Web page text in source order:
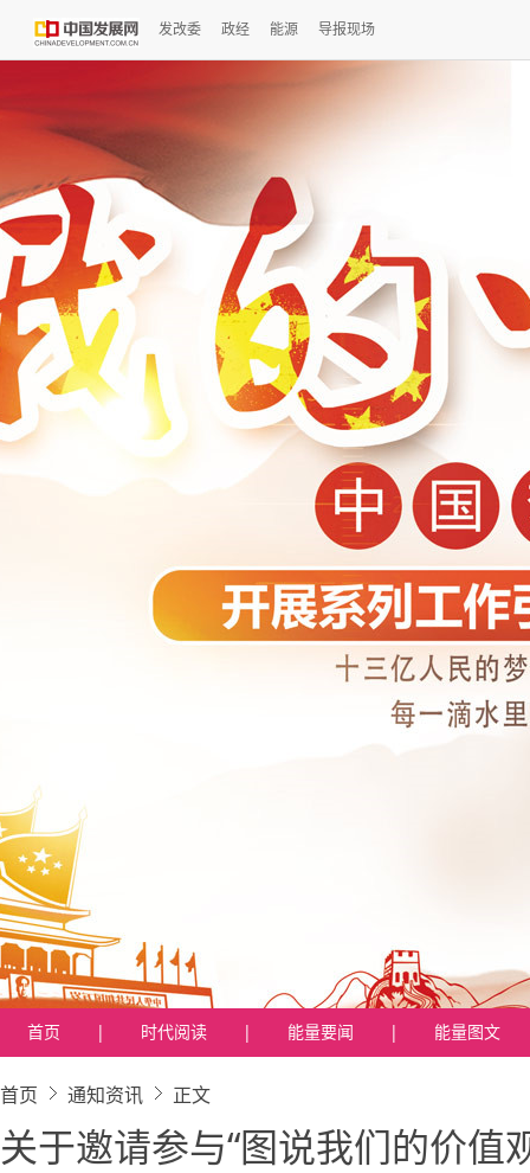
发改委 政经 能源 导报现场
首页 | 时代阅读 | 能量要闻 | 能量图文
首页 通知资讯 正文
关于邀请参与“图说我们的价